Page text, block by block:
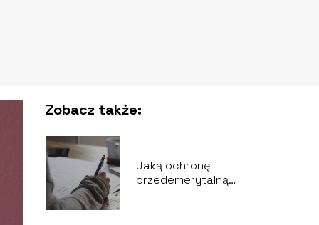
Zobacz także:
Jaką ochronę
przedemerytalną